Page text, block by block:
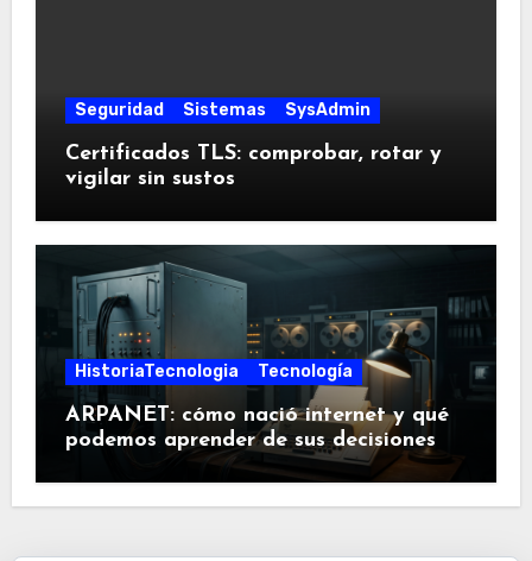
Seguridad Sistemas SysAdmin
Certificados TLS: comprobar, rotar y
vigilar sin sustos
HistoriaTecnologia Tecnología
ARPANET: cómo nació internet y qué
podemos aprender de sus decisiones